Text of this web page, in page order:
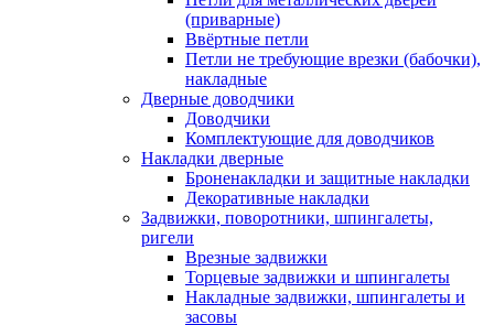
(приварные)
Ввёртные петли
Петли не требующие врезки (бабочки),
накладные
Дверные доводчики
Доводчики
Комплектующие для доводчиков
Накладки дверные
Броненакладки и защитные накладки
Декоративные накладки
Задвижки, поворотники, шпингалеты,
ригели
Врезные задвижки
Торцевые задвижки и шпингалеты
Накладные задвижки, шпингалеты и
засовы